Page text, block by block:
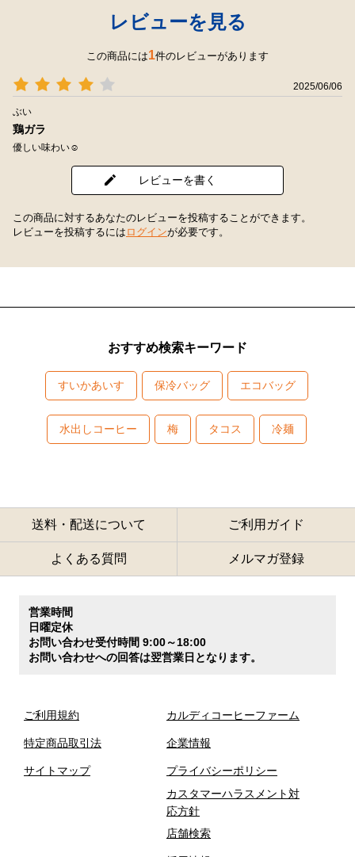
レビューを見る
この商品には1件のレビューがあります
2025/06/06
ぶい
鶏ガラ
優しい味わい☺️
レビューを書く
この商品に対するあなたのレビューを投稿することができます。
レビューを投稿するには ログインが必要です。
おすすめ検索キーワード
すいかあいす 保冷バッグ エコバッグ
水出しコーヒー 梅 タコス 冷麺
送料・配送について ご利用ガイド
よくある質問 メルマガ登録
営業時間
日曜定休
お問い合わせ受付時間 9:00～18:00
お問い合わせへの回答は翌営業日となります。
ご利用規約
特定商品取引法
サイトマップ
カルディコーヒーファーム
企業情報
プライバシーポリシー
カスタマーハラスメント対
応方針
店舗検索